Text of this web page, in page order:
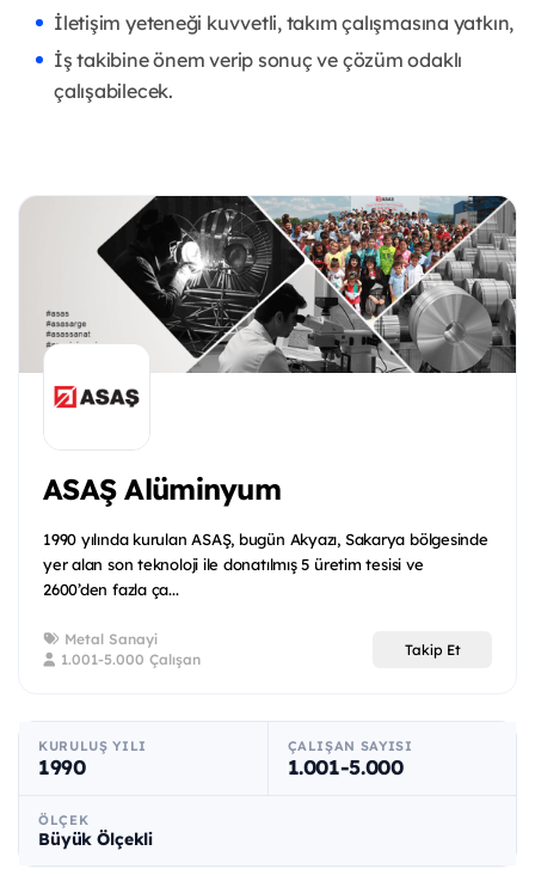
İletişim yeteneği kuvvetli, takım çalışmasına yatkın,
İş takibine önem verip sonuç ve çözüm odaklı
çalışabilecek.
ASAŞ Alüminyum
1990 yılında kurulan ASAŞ, bugün Akyazı, Sakarya bölgesinde
yer alan son teknoloji ile donatılmış 5 üretim tesisi ve
2600’den fazla ça...
Metal Sanayi
1.001-5.000 Çalışan
Takip Et
KURULUŞ YILI
1990
ÇALIŞAN SAYISI
1.001-5.000
ÖLÇEK
Büyük Ölçekli